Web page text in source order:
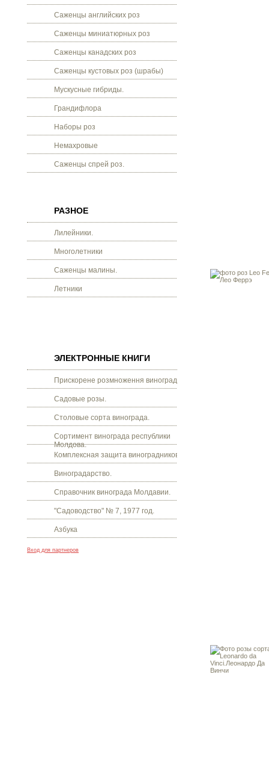
Саженцы английских роз
Саженцы миниатюрных роз
Саженцы канадских роз
Саженцы кустовых роз (шрабы)
Мускусные гибриды.
Грандифлора
Наборы роз
Немахровые
Саженцы спрей роз.
РАЗНОЕ
Лилейники.
Многолетники
Саженцы малины.
Летники
ЭЛЕКТРОННЫЕ КНИГИ
Прискорене розмноження винограду.
Садовые розы.
Столовые сорта винограда.
Сортимент винограда республики
Молдова.
Комплексная защита виноградников.
Виноградарство.
Справочник винограда Молдавии.
"Садоводство" № 7, 1977 год.
Азбука
Вход для партнеров